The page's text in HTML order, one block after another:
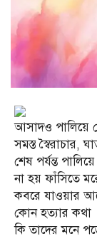
আসাদও পালিয়ে
সমস্ত স্বৈরাচার,
শেষ পর্যন্ত
না হয় ফাঁসিতে
কবরে যাওয়ার
কোন হত্যার কথা
কি তাদের মনে